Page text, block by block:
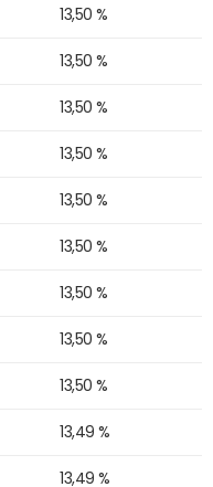
13,50 %
13,50 %
13,50 %
13,50 %
13,50 %
13,50 %
13,50 %
13,50 %
13,50 %
13,49 %
13,49 %